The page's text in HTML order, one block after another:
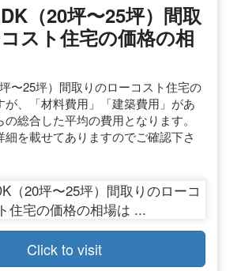
（20坪〜25坪）間取
スト住宅の価格の相
〜25坪）間取りのローコスト住宅の
が、「材料費用」「建築費用」があ
の総合した平均の費用となります。
細を載せてありますのでご確認下さ
Click to visit